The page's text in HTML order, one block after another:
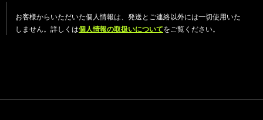
お客様からいただいた個人情報は、発送とご連絡以外には一切使用いた
しません。詳しくは個人情報の取扱いについてをご覧ください。